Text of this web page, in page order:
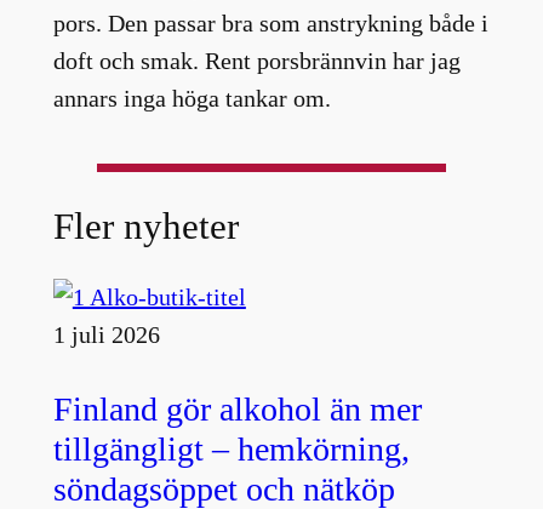
pors. Den passar bra som anstrykning både i
doft och smak. Rent porsbrännvin har jag
annars inga höga tankar om.
Fler nyheter
1 juli 2026
Finland gör alkohol än mer
tillgängligt – hemkörning,
söndagsöppet och nätköp